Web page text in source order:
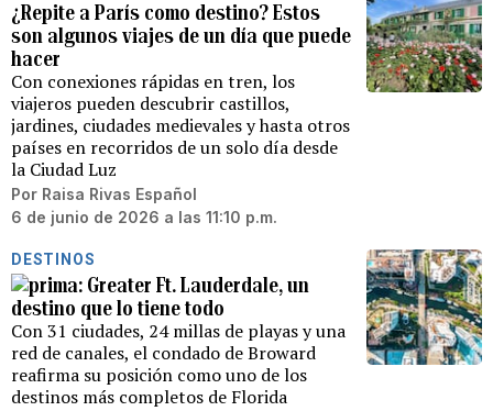
¿Repite a París como destino? Estos
son algunos viajes de un día que puede
hacer
Con conexiones rápidas en tren, los
viajeros pueden descubrir castillos,
jardines, ciudades medievales y hasta otros
países en recorridos de un solo día desde
la Ciudad Luz
Por Raisa Rivas Español
6 de junio de 2026 a las 11:10 p.m.
DESTINOS
Greater Ft. Lauderdale, un
destino que lo tiene todo
Con 31 ciudades, 24 millas de playas y una
red de canales, el condado de Broward
reafirma su posición como uno de los
destinos más completos de Florida